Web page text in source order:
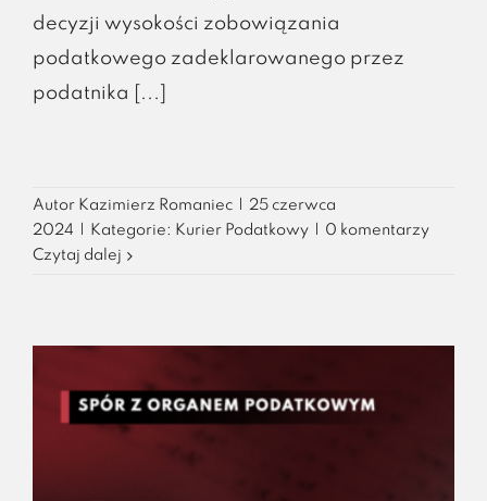
decyzji wysokości zobowiązania
podatkowego zadeklarowanego przez
podatnika [...]
Autor Kazimierz Romaniec
25 czerwca
2024
Kategorie: Kurier Podatkowy
0 komentarzy
Czytaj dalej